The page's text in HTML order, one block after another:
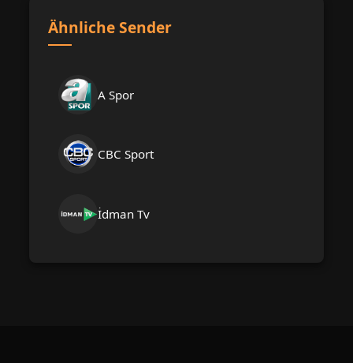
Ähnliche Sender
A Spor
CBC Sport
İdman Tv